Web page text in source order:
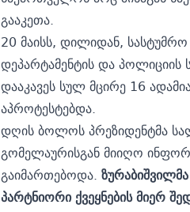
გააკეთა.
20 მაისს, დილიდან,
დეპარტამენტის და
დააკავეს სულ მცირე 16
აპროტესტებდა.
დღის ბოლოს პრეზიდენტმა
გომელაურისგან მიიღო
გაიმართებოდა.
პარტნიორი ქვეყნების მიერ